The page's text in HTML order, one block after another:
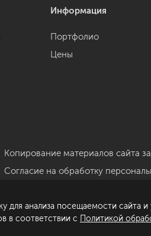
Информация
Портфолио
Цены
Копирование материалов сайта
Согласие на обработку
Политика обработки
анализа посещаемости сайта
в соответствии с Политикой